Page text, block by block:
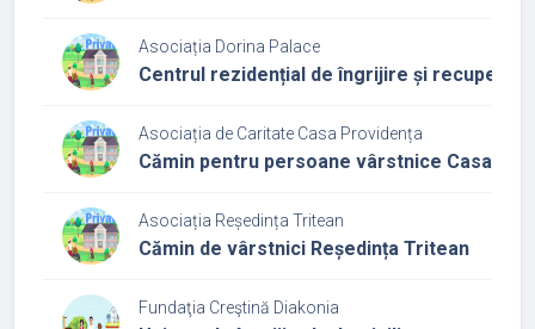
Asociația Dorina Palace
Centrul rezidențial de îngrijire și
Asociația de Caritate Casa Providența
Cămin pentru persoane vârstnice Casa
Asociația Reședința Tritean
Cămin de vârstnici Reședința Tritean
Fundaţia Creştină Diakonia